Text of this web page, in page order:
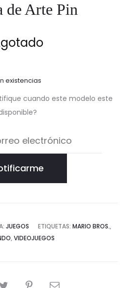
de Arte Pin
existencias
cuando este modelo este
JUEGOS ETIQUETAS: MARIO BROS.,
, VIDEOJUEGOS